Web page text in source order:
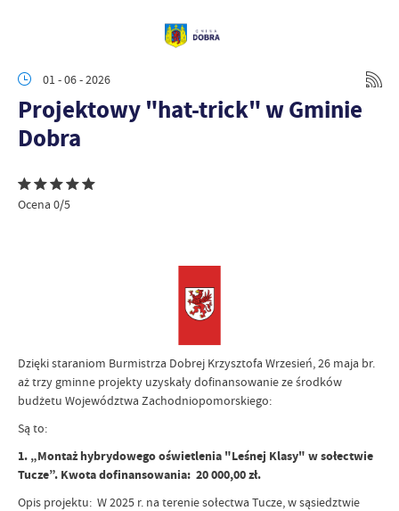
01 - 06 - 2026
Projektowy "hat-trick" w Gminie
Dobra
Ocena 0/5
Dzięki staraniom Burmistrza Dobrej Krzysztofa Wrzesień, 26 maja br.
aż trzy gminne projekty uzyskały dofinansowanie ze środków
budżetu Województwa Zachodniopomorskiego:
Są to:
1. „Montaż hybrydowego oświetlenia "Leśnej Klasy" w sołectwie
Tucze”. Kwota dofinansowania: 20 000,00 zł.
Opis projektu: W 2025 r. na terenie sołectwa Tucze, w sąsiedztwie